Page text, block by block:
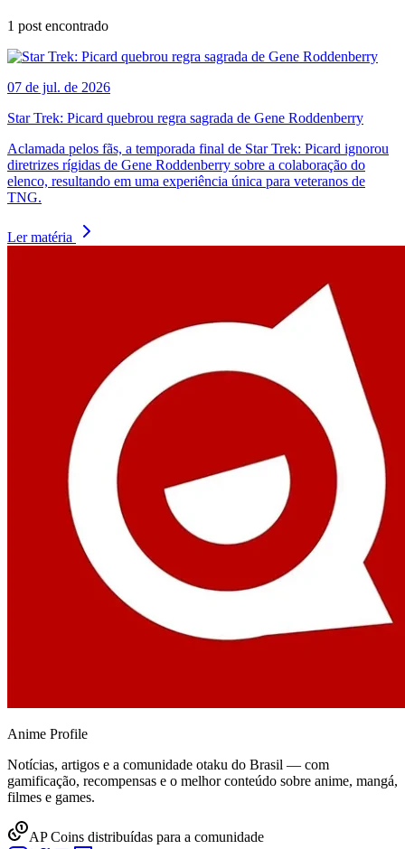
1 post encontrado
07 de jul. de 2026
Star Trek: Picard quebrou regra sagrada de Gene Roddenberry
Aclamada pelos fãs, a temporada final de Star Trek: Picard ignorou
diretrizes rígidas de Gene Roddenberry sobre a colaboração do
elenco, resultando em uma experiência única para veteranos de
TNG.
Ler matéria
Anime Profile
Notícias, artigos e a comunidade otaku do Brasil — com
gamificação, recompensas e o melhor conteúdo sobre anime, mangá,
filmes e games.
AP Coins distribuídas para a comunidade